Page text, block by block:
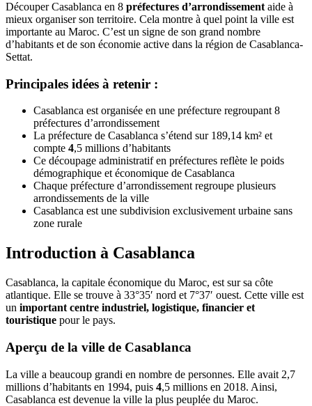
Découper Casablanca en 8 préfectures d’arrondissement aide à
mieux organiser son territoire. Cela montre à quel point la ville est
importante au Maroc. C’est un signe de son grand nombre
d’habitants et de son économie active dans la région de Casablanca-
Settat.
Principales idées à retenir :
Casablanca est organisée en une préfecture regroupant 8
préfectures d’arrondissement
La préfecture de Casablanca s’étend sur 189,14 km² et
compte 4,5 millions d’habitants
Ce découpage administratif en préfectures reflète le poids
démographique et économique de Casablanca
Chaque préfecture d’arrondissement regroupe plusieurs
arrondissements de la ville
Casablanca est une subdivision exclusivement urbaine sans
zone rurale
Introduction à Casablanca
Casablanca, la capitale économique du Maroc, est sur sa côte
atlantique. Elle se trouve à 33°35′ nord et 7°37′ ouest. Cette ville est
un important centre industriel, logistique, financier et
touristique pour le pays.
Aperçu de la ville de Casablanca
La ville a beaucoup grandi en nombre de personnes. Elle avait 2,7
millions d’habitants en 1994, puis 4,5 millions en 2018. Ainsi,
Casablanca est devenue la ville la plus peuplée du Maroc.